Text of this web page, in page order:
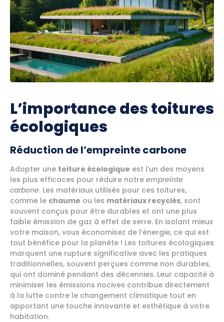
L’importance des toitures
écologiques
Réduction de l’empreinte carbone
Adopter une toiture écologique est l’un des moyens
les plus efficaces pour réduire notre empreinte
carbone. Les matériaux utilisés pour ces toitures,
comme le chaume ou les matériaux recyclés, sont
souvent conçus pour être durables et ont une plus
faible émission de gaz à effet de serre. En isolant mieux
votre maison, vous économisez de l’énergie, ce qui est
tout bénéfice pour la planète ! Les toitures écologiques
marquent une rupture significative avec les pratiques
traditionnelles, souvent perçues comme non durables,
qui ont dominé pendant des décennies. Leur capacité à
minimiser les émissions nocives contribue directement
à la lutte contre le changement climatique tout en
apportant une touche innovante et esthétique à votre
habitation.